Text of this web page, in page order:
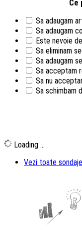
Ce
Sa adaugam
Sa adaugam
Este nevoie
Sa eliminam
Sa adaugam
Sa acceptam
Sa nu
Sa schimbam
Loading ...
Vezi toate